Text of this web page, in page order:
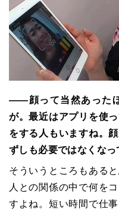
――顔って当然あった
が。最近はアプリを使
をする人もいますね。
ずしも必要ではなくなっ
そういうところもある
人との関係の中で何を
すよね。短い時間で仕